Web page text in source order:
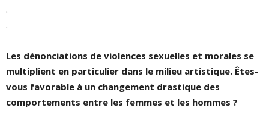
.
.
Les dénonciations de violences sexuelles et morales se
multiplient en particulier dans le milieu artistique. Êtes-
vous favorable à un changement drastique des
comportements entre les femmes et les hommes ?